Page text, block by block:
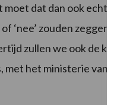
dat dan ook echt
‘nee’ zouden
zullen we ook de
met het ministerie van